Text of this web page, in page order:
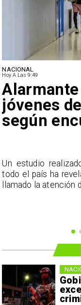
NACIONAL
Hoy A Las 9:49
jóvenes
según
Un estudio
todo el país ha
llamado la atención